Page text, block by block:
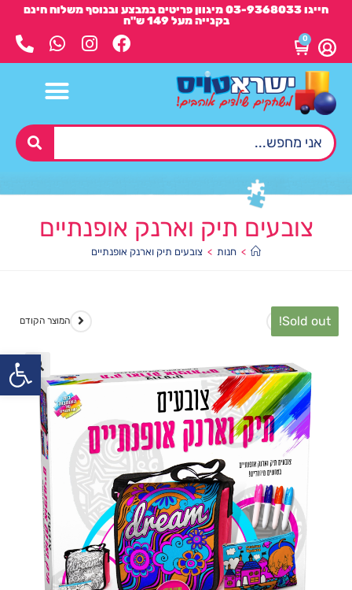
חייגו 03-9368033 מיגוון פריטים במבצע ובנוסף משלוח חינם
בקנייה מעל 149 ש"ח
0
צובעים תיק וארנק אופנתיים
> חנות > צובעים תיק וארנק אופנתיים
המוצר הקודם המוצר הבא
Sold out!